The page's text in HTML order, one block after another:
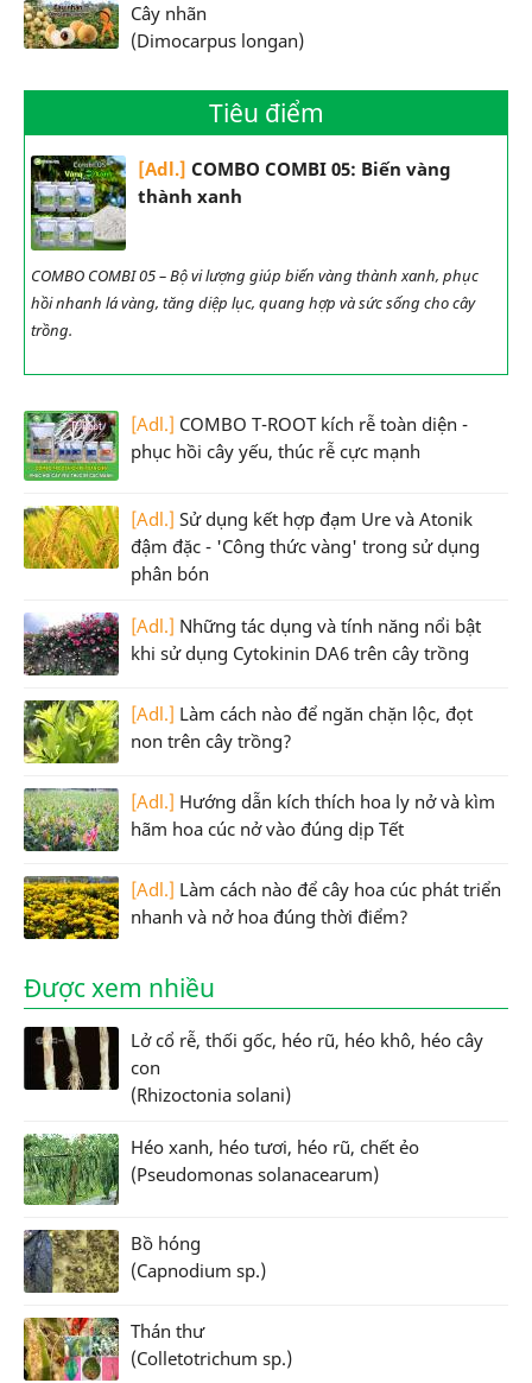
Cây nhãn
(Dimocarpus longan)
Tiêu điểm
[Adl.] COMBO COMBI 05: Biến vàng
thành xanh
COMBO COMBI 05 – Bộ vi lượng giúp biến vàng thành xanh, phục
hồi nhanh lá vàng, tăng diệp lục, quang hợp và sức sống cho cây
trồng.
[Adl.] COMBO T-ROOT kích rễ toàn diện -
phục hồi cây yếu, thúc rễ cực mạnh
[Adl.] Sử dụng kết hợp đạm Ure và Atonik
đậm đặc - 'Công thức vàng' trong sử dụng
phân bón
[Adl.] Những tác dụng và tính năng nổi bật
khi sử dụng Cytokinin DA6 trên cây trồng
[Adl.] Làm cách nào để ngăn chặn lộc, đọt
non trên cây trồng?
[Adl.] Hướng dẫn kích thích hoa ly nở và kìm
hãm hoa cúc nở vào đúng dịp Tết
[Adl.] Làm cách nào để cây hoa cúc phát triển
nhanh và nở hoa đúng thời điểm?
Được xem nhiều
Lở cổ rễ, thối gốc, héo rũ, héo khô, héo cây
con
(Rhizoctonia solani)
Héo xanh, héo tươi, héo rũ, chết ẻo
(Pseudomonas solanacearum)
Bồ hóng
(Capnodium sp.)
Thán thư
(Colletotrichum sp.)